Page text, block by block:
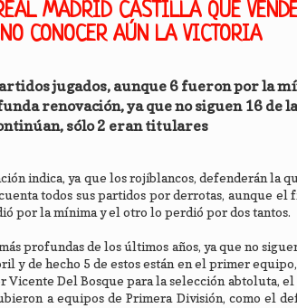
MADRID CASTILLA QUE
CONOCER AÚN LA VICTORIA
jugados, aunque 6 fueron por la
renovación, ya que no siguen 16 de
sólo 2 eran titulares
indica, ya que los rojiblancos, defenderán la
todos sus partidos por derrotas, aunque el
por la mínima y el otro lo perdió por dos tantos.
profundas de los últimos años, ya que no
y de hecho 5 de estos están en el primer equipo,
Vicente Del Bosque para la selección abtoluta,
a equipos de Primera División, como el